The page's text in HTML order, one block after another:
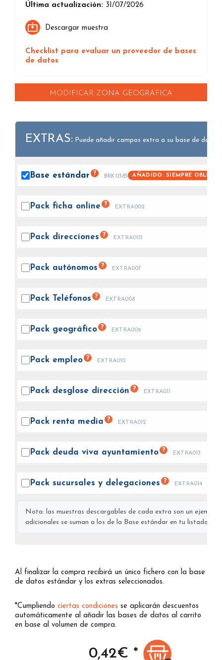
Última actualización: 31/07/2026
Descargar muestra
Checklist para evaluar un proveedor de bases
de datos
MODIFICAR ZONA GEOGRÁFICA
EXTRAS: Puede añadir campos extra a su base de datos.
Base estándar ? BRK0385 AÑADIDO: SIEMPRE
Pack ficha online ? EXTRA002
Pack direcciones ? EXTRA003
Pack autónomos ? EXTRA007
Pack Teléfonos ? EXTRA008
Pack geográfico ? EXTRA009
Pack empleo ? EXTRA010
Pack desglose dirección ? EXTRA011
Pack renta media ? EXTRA012
Pack deuda viva ayuntamiento ? EXTRA013
Pack sucursales y delegaciones ? EXTRA014
Nota: las muestras descargables de cada extra son un
adicionales se suman a los de la Base estándar en tu listado
Al finalizar la compra recibirá un único fichero con la base
de datos estándar y los extras seleccionados.
*Cumpliendo ciertas condiciones se aplicarán descuentos
automáticamente al añadir las bases de datos al carrito
en base al volumen de compra.
0,42€ *